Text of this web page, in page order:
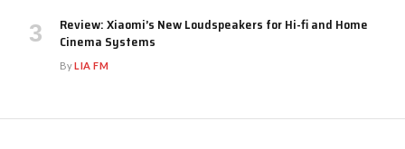
Review: Xiaomi’s New Loudspeakers for Hi-fi and Home
Cinema Systems
ByLIA FM